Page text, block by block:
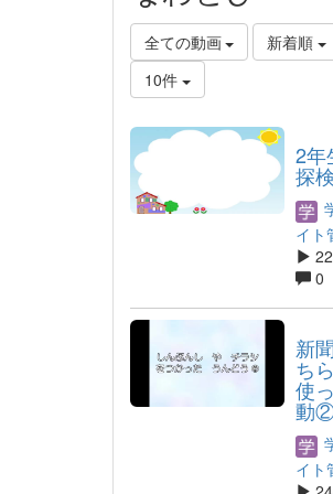
全ての動画
新着順
10件
2年
探
イト
0
新
ち
使
動
イト